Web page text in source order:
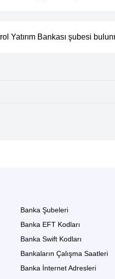
Yatırım Bankası şubesi
Banka Şubeleri
Banka EFT Kodları
Banka Swift Kodları
Bankaların Çalışma Saatleri
Banka İnternet Adresleri